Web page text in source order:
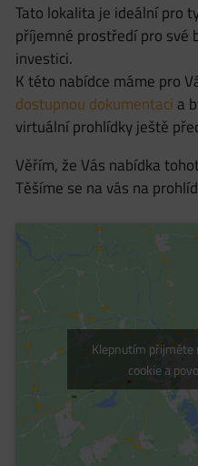
Tato lokalita je ideální pro
příjemné prostředí pro své
investici.
K této nabídce máme pro
dostupnou dokumentaci a
virtuální prohlídky ještě
Věřím, že Vás nabídka
Těšíme se na vás na
Klepnutím
cookie a